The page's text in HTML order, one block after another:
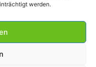
werden.